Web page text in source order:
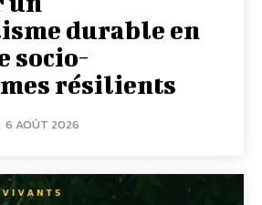
durable en
socio-
résilients
6 AOÛT 2026